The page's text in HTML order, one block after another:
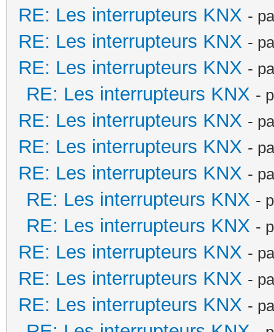
RE: Les interrupteurs KNX -
RE: Les interrupteurs KNX -
RE: Les interrupteurs KNX -
RE: Les interrupteurs KNX -
RE: Les interrupteurs KNX -
RE: Les interrupteurs KNX -
RE: Les interrupteurs KNX -
RE: Les interrupteurs KNX -
RE: Les interrupteurs KNX -
RE: Les interrupteurs KNX -
RE: Les interrupteurs KNX -
RE: Les interrupteurs KNX -